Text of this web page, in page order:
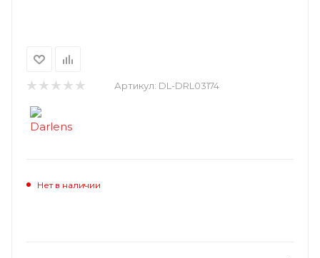
Артикул: DL-DRL03174
Нет в наличии